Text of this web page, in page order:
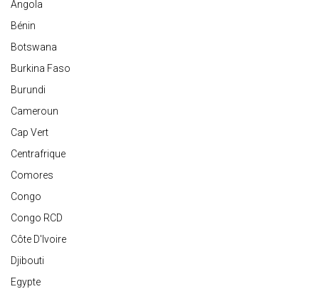
Angola
Bénin
Botswana
Burkina Faso
Burundi
Cameroun
Cap Vert
Centrafrique
Comores
Congo
Congo RCD
Côte D'Ivoire
Djibouti
Egypte